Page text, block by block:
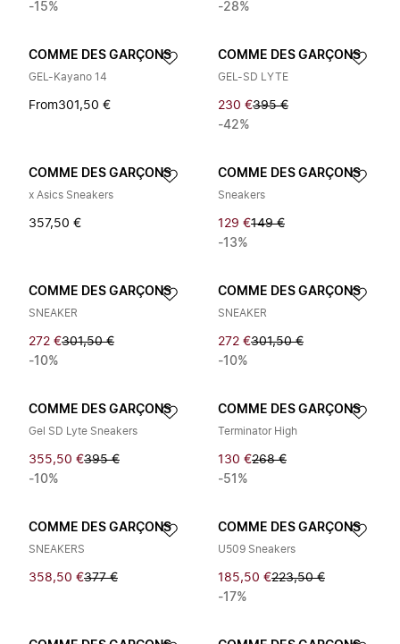
-15%
-28%
COMME DES GARÇONS
GEL-Kayano 14
From301,50 €
COMME DES GARÇONS
GEL-SD LYTE
230 €395 €
-42%
COMME DES GARÇONS
x Asics Sneakers
357,50 €
COMME DES GARÇONS
Sneakers
129 €149 €
-13%
COMME DES GARÇONS
SNEAKER
272 €301,50 €
-10%
COMME DES GARÇONS
SNEAKER
272 €301,50 €
-10%
COMME DES GARÇONS
Gel SD Lyte Sneakers
355,50 €395 €
-10%
COMME DES GARÇONS
Terminator High
130 €268 €
-51%
COMME DES GARÇONS
SNEAKERS
358,50 €377 €
COMME DES GARÇONS
U509 Sneakers
185,50 €223,50 €
-17%